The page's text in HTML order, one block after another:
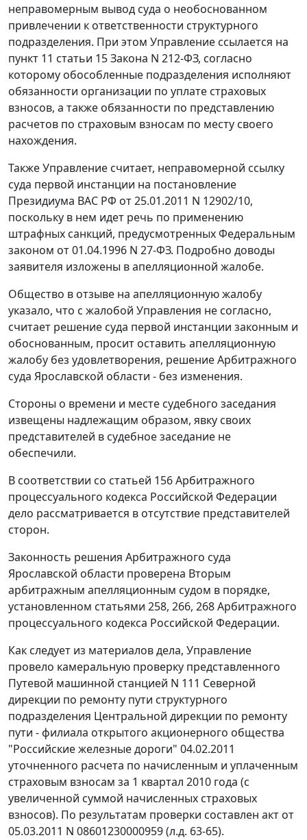
неправомерным вывод суда о необоснованном
привлечении к ответственности структурного
подразделения. При этом Управление ссылается на
пункт 11 статьи 15Закона N 212-ФЗ, согласно
которому обособленные подразделения исполняют
обязанности организации по уплате страховых
взносов, а также обязанности по представлению
расчетов по страховым взносам по месту своего
нахождения.
Также Управление считает, неправомерной ссылку
суда первой инстанции на постановление
Президиума ВАС РФ от 25.01.2011 N 12902/10,
поскольку в нем идет речь по применению
штрафных санкций, предусмотренныхФедеральным
законом от 01.04.1996 N 27-ФЗ. Подробно доводы
заявителя изложены в апелляционной жалобе.
Общество в отзыве на апелляционную жалобу
указало, что с жалобой Управления не согласно,
считает решение суда первой инстанции законным и
обоснованным, просит оставить апелляционную
жалобу без удовлетворения, решение Арбитражного
суда Ярославской области - без изменения.
Стороны о времени и месте судебного заседания
извещены надлежащим образом, явку своих
представителей в судебное заседание не
обеспечили.
В соответствии со статьей 156Арбитражного
процессуального кодекса Российской Федерации
дело рассматривается в отсутствие представителей
сторон.
Законность решения Арбитражного суда
Ярославской области проверена Вторым
арбитражным апелляционным судом в порядке,
установленном статьями 258, 266, 268Арбитражного
процессуального кодекса Российской Федерации.
Как следует из материалов дела, Управление
провело камеральную проверку представленного
Путевой машинной станцией N 111 Северной
дирекции по ремонту пути структурного
подразделения Центральной дирекции по ремонту
пути - филиала открытого акционерного общества
"Российские железные дороги" 04.02.2011
уточненного расчета по начисленным и уплаченным
страховым взносам за 1 квартал 2010 года (с
увеличенной суммой начисленных страховых
взносов). По результатам проверки составлен акт от
05.03.2011 N 08601230000959 (л.д. 63-65).